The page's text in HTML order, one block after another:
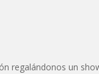
regalándonos un